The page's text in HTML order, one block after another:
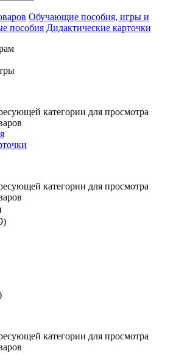
Обучающие пособия, игры и
пособия Дидактические карточки
категории для просмотра
категории для просмотра
категории для просмотра